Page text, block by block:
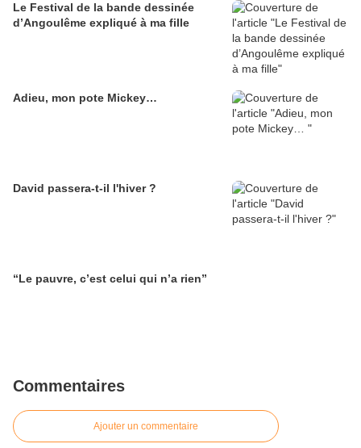
Le Festival de la bande dessinée
d’Angoulême expliqué à ma fille
Adieu, mon pote Mickey…
David passera-t-il l'hiver ?
“Le pauvre, c’est celui qui n’a rien”
Commentaires
Ajouter un commentaire